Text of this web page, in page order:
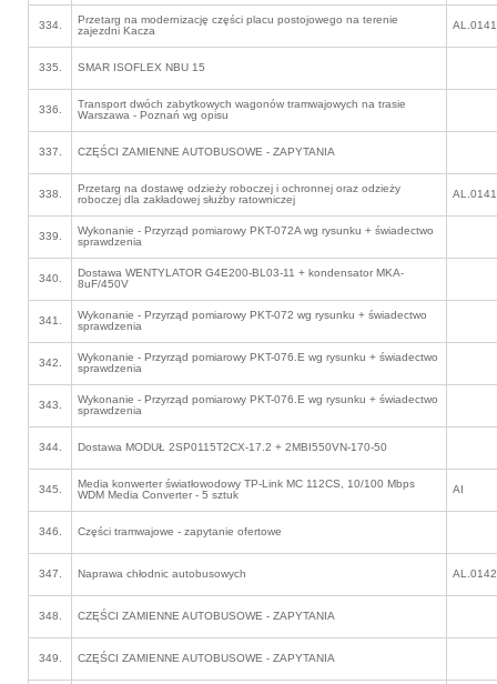
334.
Przetarg na modernizację części placu postojowego na terenie
zajezdni Kacza
335. SMAR ISOFLEX NBU 15
336.
Transport dwóch zabytkowych wagonów tramwajowych na trasie
Warszawa - Poznań wg opisu
337. CZĘŚCI ZAMIENNE AUTOBUSOWE - ZAPYTANIA
338.
Przetarg na dostawę odzieży roboczej i ochronnej oraz odzieży
roboczej dla zakładowej służby ratowniczej
339.
Wykonanie - Przyrząd pomiarowy PKT-072A wg rysunku + świadectwo
sprawdzenia
340.
Dostawa WENTYLATOR G4E200-BL03-11 + kondensator MKA-
8uF/450V
341.
Wykonanie - Przyrząd pomiarowy PKT-072 wg rysunku + świadectwo
sprawdzenia
342.
Wykonanie - Przyrząd pomiarowy PKT-076.E wg rysunku + świadectwo
sprawdzenia
343.
Wykonanie - Przyrząd pomiarowy PKT-076.E wg rysunku + świadectwo
sprawdzenia
344. Dostawa MODUŁ 2SP0115T2CX-17.2 + 2MBI550VN-170-50
345.
Media konwerter światłowodowy TP-Link MC 112CS, 10/100 Mbps
WDM Media Converter - 5 sztuk
AI
346. Części tramwajowe - zapytanie ofertowe
347. Naprawa chłodnic autobusowych
348. CZĘŚCI ZAMIENNE AUTOBUSOWE - ZAPYTANIA
349. CZĘŚCI ZAMIENNE AUTOBUSOWE - ZAPYTANIA